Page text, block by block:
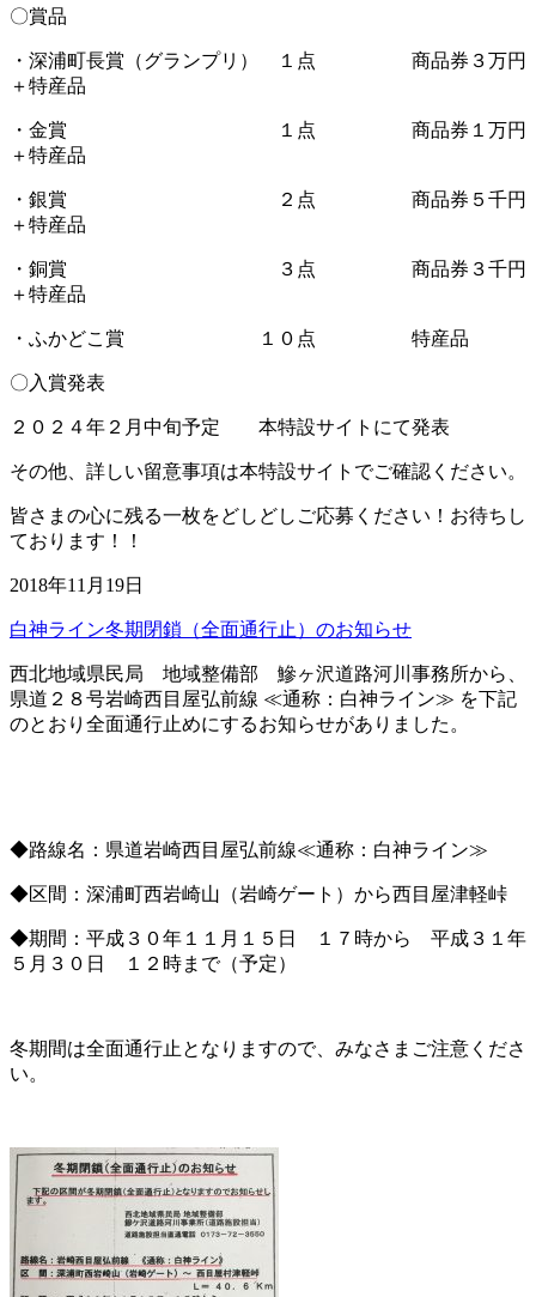
〇賞品
・深浦町長賞（グランプリ） １点 商品券３万円
＋特産品
・金賞 １点 商品券１万円
＋特産品
・銀賞 ２点 商品券５千円
＋特産品
・銅賞 ３点 商品券３千円
＋特産品
・ふかどこ賞 １０点 特産品
〇入賞発表
２０２４年２月中旬予定 本特設サイトにて発表
その他、詳しい留意事項は本特設サイトでご確認ください。
皆さまの心に残る一枚をどしどしご応募ください！お待ちし
ております！！
2018年11月19日
白神ライン冬期閉鎖（全面通行止）のお知らせ
西北地域県民局 地域整備部 鰺ヶ沢道路河川事務所から、
県道２８号岩崎西目屋弘前線 ≪通称：白神ライン≫ を下記
のとおり全面通行止めにするお知らせがありました。
◆路線名：県道岩崎西目屋弘前線≪通称：白神ライン≫
◆区間：深浦町西岩崎山（岩崎ゲート）から西目屋津軽峠
◆期間：平成３０年１１月１５日 １７時から 平成３１年
５月３０日 １２時まで（予定）
冬期間は全面通行止となりますので、みなさまご注意くださ
い。